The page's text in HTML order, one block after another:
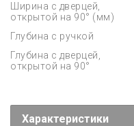
Ширина с дверцей,
открытой на 90° (мм)
Глубина с ручкой
Глубина с дверцей,
открытой на 90°
Характеристики